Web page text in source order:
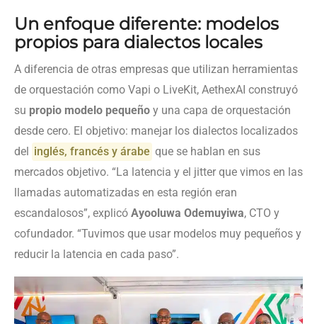
Un enfoque diferente: modelos
propios para dialectos locales
A diferencia de otras empresas que utilizan herramientas
de orquestación como Vapi o LiveKit, AethexAI construyó
su propio modelo pequeño y una capa de orquestación
desde cero. El objetivo: manejar los dialectos localizados
del
inglés, francés y árabe que se hablan en sus
mercados objetivo. “La latencia y el jitter que vimos en las
llamadas automatizadas en esta región eran
escandalosos”, explicó Ayooluwa Odemuyiwa, CTO y
cofundador. “Tuvimos que usar modelos muy pequeños y
reducir la latencia en cada paso”.